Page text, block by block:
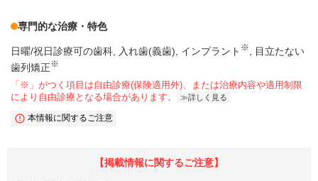
専門的な治療・特色
日曜/祝日診療可の歯科 入れ歯(義歯) インプラント ※
目立たない
歯列矯正※
「※」がつく項目は自由診療(保険適用外)、または治療内容や適用制限
により自由診療となる場合があります。
詳しく見る
本情報に関するご注意
【掲載情報に関するご注意】